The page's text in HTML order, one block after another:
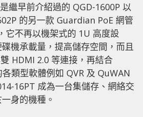
繼早前介紹過的 QGD-1600P 以
的另一款 Guardian PoE 網管
它不再以機架式的 1U 高度設
機承載量，提高儲存空間，而且
HDMI 2.0 等連接，再結合
類型軟體例如 QVR 及 QuWAN
16PT 成為一台集儲存、網絡交
身的機種。